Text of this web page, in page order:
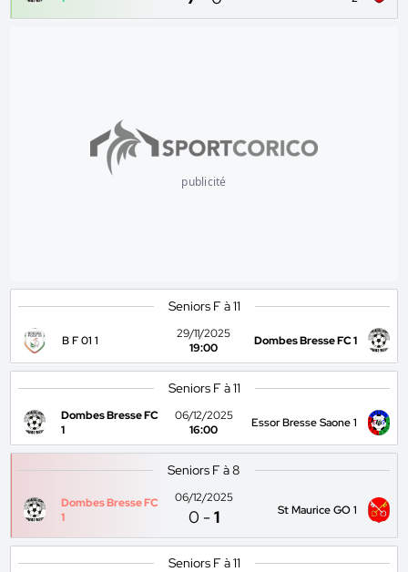
publicité
Seniors F à 11
B F 01 1
29/11/2025
19:00
Dombes Bresse FC 1
Seniors F à 11
Dombes Bresse FC
1
06/12/2025
16:00
Essor Bresse Saone 1
Seniors F à 8
Dombes Bresse FC
1
06/12/2025
0 -1 St Maurice GO 1
Seniors F à 11